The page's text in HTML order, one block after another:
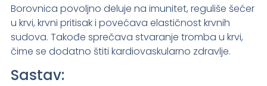
Borovnica povoljno deluje na imunitet, reguliše šećer
u krvi, krvni pritisak i povećava elastičnost krvnih
sudova. Takođe sprečava stvaranje tromba u krvi,
čime se dodatno štiti kardiovaskularno zdravlje.
Sastav: